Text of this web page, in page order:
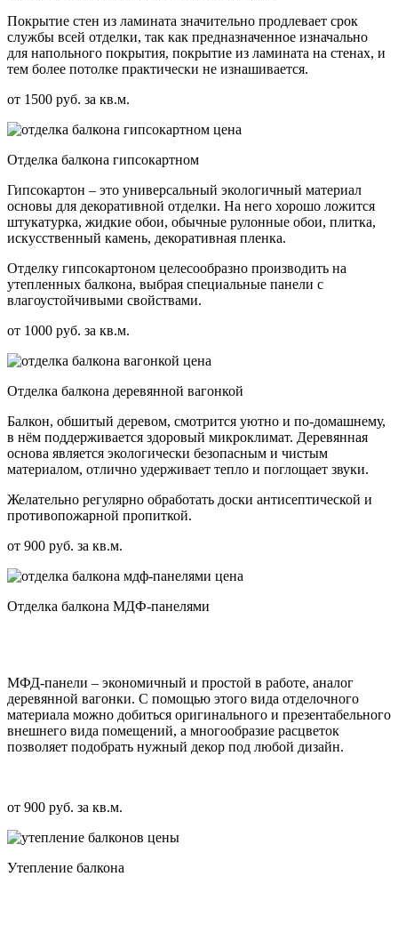
Покрытие стен из ламината значительно продлевает срок
службы всей отделки, так как предназначенное изначально
для напольного покрытия, покрытие из ламината на стенах, и
тем более потолке практически не изнашивается.
от 1500 руб. за кв.м.
Отделка балкона гипсокартном
Гипсокартон – это универсальный экологичный материал
основы для декоративной отделки. На него хорошо ложится
штукатурка, жидкие обои, обычные рулонные обои, плитка,
искусственный камень, декоративная пленка.
Отделку гипсокартоном целесообразно производить на
утепленных балкона, выбрая специальные панели с
влагоустойчивыми свойствами.
от 1000 руб. за кв.м.
Отделка балкона деревянной вагонкой
Балкон, обшитый деревом, смотрится уютно и по-домашнему,
в нём поддерживается здоровый микроклимат. Деревянная
основа является экологически безопасным и чистым
материалом, отлично удерживает тепло и поглощает звуки.
Желательно регулярно обработать доски антисептической и
противопожарной пропиткой.
от 900 руб. за кв.м.
Отделка балкона МДФ-панелями
МФД-панели – экономичный и простой в работе, аналог
деревянной вагонки. С помощью этого вида отделочного
материала можно добиться оригинального и презентабельного
внешнего вида помещений, а многообразие расцветок
позволяет подобрать нужный декор под любой дизайн.
от 900 руб. за кв.м.
Утепление балкона